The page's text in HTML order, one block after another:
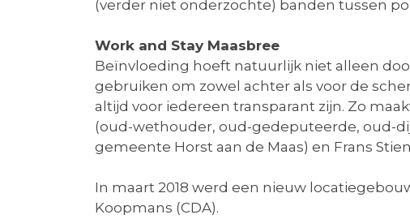
(verder niet onderzochte) banden tussen
Work and Stay Maasbree
Beïnvloeding hoeft natuurlijk niet alleen
gebruiken om zowel achter als voor de
altijd voor iedereen transparant zijn. Zo
(oud-wethouder, oud-gedeputeerde, oud-
gemeente Horst aan de Maas) en Frans
In maart 2018 werd een nieuw
Koopmans (CDA).